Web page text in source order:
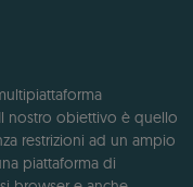
nostro obiettivo è quello
restrizioni ad un ampio
piattaforma di